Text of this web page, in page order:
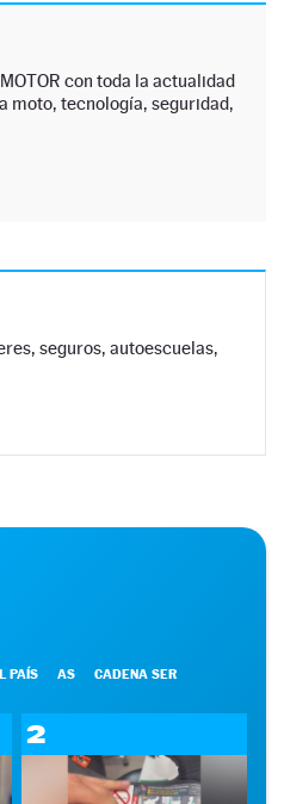
con toda la actualidad
moto, tecnología, seguridad,
seguros, autoescuelas,
PAÍS AS CADENA SER
2